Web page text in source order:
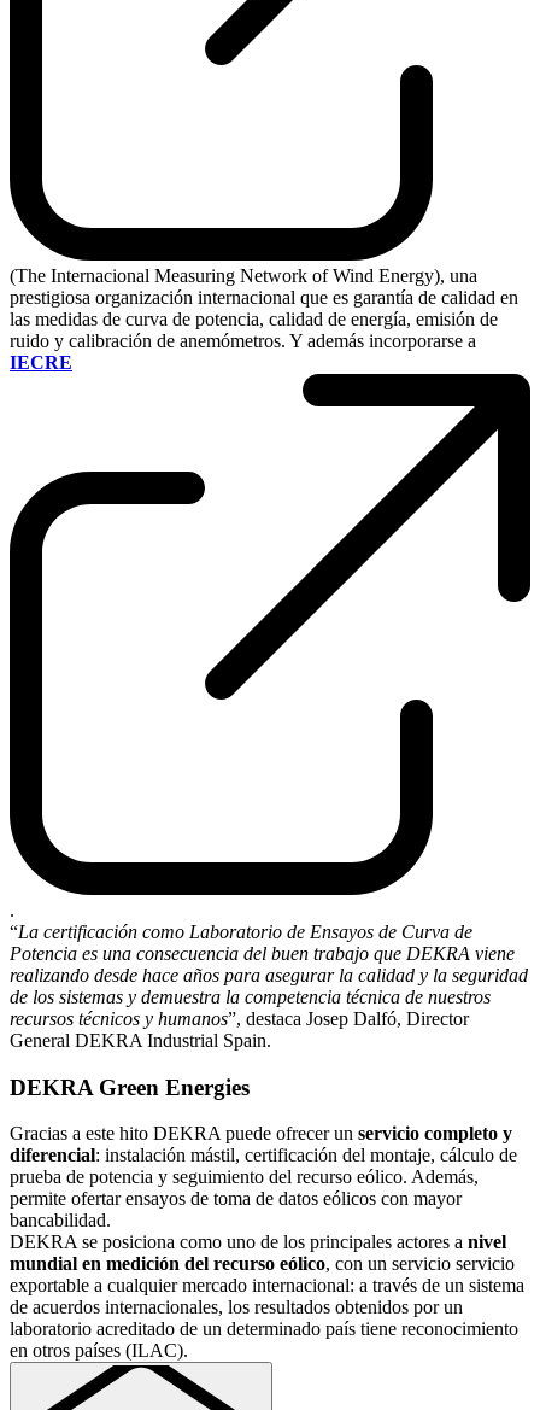
(The Internacional Measuring Network of Wind Energy), una
prestigiosa organización internacional que es garantía de calidad en
las medidas de curva de potencia, calidad de energía, emisión de
ruido y calibración de anemómetros. Y además incorporarse a
IECRE
.
“La certificación como Laboratorio de Ensayos de Curva de
Potencia es una consecuencia del buen trabajo que DEKRA viene
realizando desde hace años para asegurar la calidad y la seguridad
de los sistemas y demuestra la competencia técnica de nuestros
recursos técnicos y humanos”, destaca Josep Dalfó, Director
General DEKRA Industrial Spain.
DEKRA Green Energies
Gracias a este hito DEKRA puede ofrecer un servicio completo y
diferencial: instalación mástil, certificación del montaje, cálculo de
prueba de potencia y seguimiento del recurso eólico. Además,
permite ofertar ensayos de toma de datos eólicos con mayor
bancabilidad.
DEKRA se posiciona como uno de los principales actores a nivel
mundial en medición del recurso eólico, con un servicio servicio
exportable a cualquier mercado internacional: a través de un sistema
de acuerdos internacionales, los resultados obtenidos por un
laboratorio acreditado de un determinado país tiene reconocimiento
en otros países (ILAC).